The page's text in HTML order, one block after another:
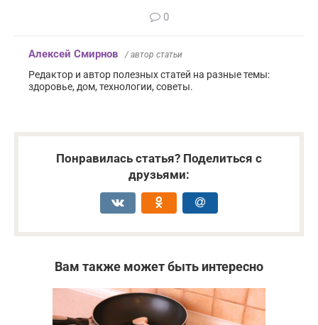
0
Алексей Смирнов / автор статьи
Редактор и автор полезных статей на разные темы:
здоровье, дом, технологии, советы.
Понравилась статья? Поделиться с
друзьями:
Вам также может быть интересно